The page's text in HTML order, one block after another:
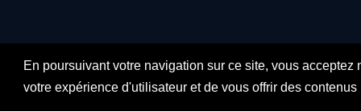
En poursuivant votre navigation sur ce site, vous
votre expérience d'utilisateur et de vous offrir des